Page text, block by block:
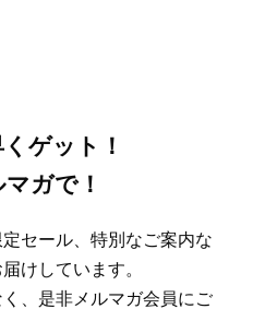
ゲット！
ガで！
セール、特別なご案内な
けしています。
、是非メルマガ会員にご